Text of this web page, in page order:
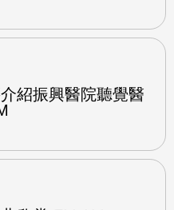
紹振興醫院聽覺醫